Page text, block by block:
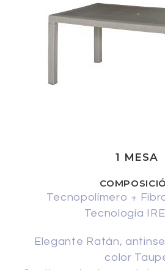
1 MESA
Tecnopolímero +
Tecnología
Elegante Ratán,
color